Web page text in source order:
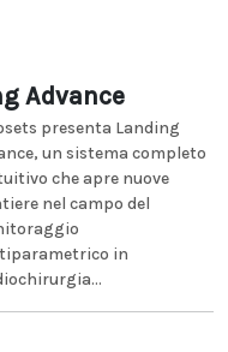
Advance
presenta Landing
un sistema completo
che apre nuove
nel campo del
in